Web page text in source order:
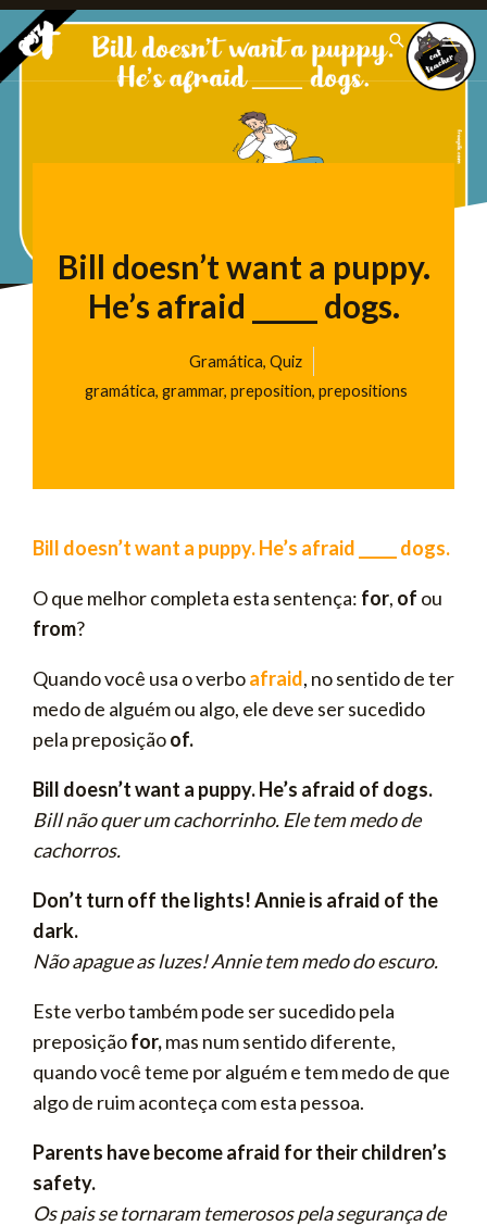
Ir
para
o
Pesquisar
Bill doesn’t want a puppy.
He’s afraid _____ dogs.
Gramática, Quiz
gramática, grammar, preposition, prepositions
Bill doesn’t want a puppy. He’s afraid _____ dogs.
O que melhor completa esta sentença: for, of ou
from?
Quando você usa o verboafraid, no sentido de ter
medo de alguém ou algo, ele deve ser sucedido
pela preposiçãoof.
Bill doesn’t want a puppy. He’s afraid of dogs.
Bill não quer um cachorrinho. Ele tem medo de
cachorros.
Don’t turn off the lights! Annie is afraid of the
dark.
Não apague as luzes! Annie tem medo do escuro.
Este verbo também pode ser sucedido pela
preposiçãofor,mas num sentido diferente,
quando você teme por alguém e tem medo de que
algo de ruim aconteça com esta pessoa.
Parents have become afraid for their children’s
safety.
Os pais se tornaram temerosos pela segurança de